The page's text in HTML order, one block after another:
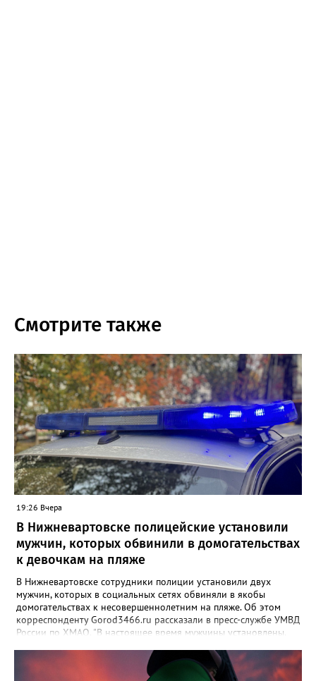
Смотрите также
19:26 Вчера
В Нижневартовске полицейские установили
мужчин, которых обвинили в домогательствах
к девочкам на пляже
В Нижневартовске сотрудники полиции установили двух
мужчин, которых в социальных сетях обвиняли в якобы
домогательствах к несовершеннолетним на пляже. Об этом
корреспонденту Gorod3466.ru рассказали в пресс-службе УМВД
России по ХМАО. "В настоящее время мужчины установлены.
правонарушения пока не подтверждается", - заявили в пресс-
службе ведомства. Ранее Gorod3466.ru сообщал, что жители